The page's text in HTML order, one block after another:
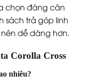
chọn đáng cân
sách trả góp linh
dễ dàng hơn.
Corolla Cross
nhiêu?